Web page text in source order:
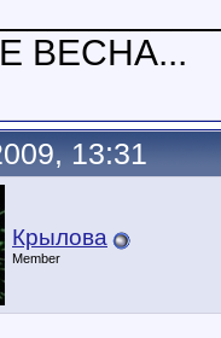
ВЕСНА...
13:31
Крылова
Member